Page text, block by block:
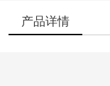
产品详情